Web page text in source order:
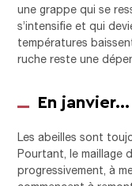
une grappe qui se
s’intensifie et qui
températures
ruche reste une
En janvier…
Les abeilles sont
Pourtant, le maillage
progressivement, à